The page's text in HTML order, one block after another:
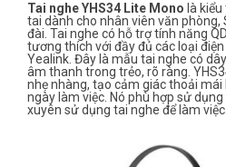
Tai nghe YHS34 Lite Mono là
tai dành cho nhân viên văn phòng,
đài. Tai nghe có hỗ trợ tính năng
tương thích với đầy đủ các loại
Yealink. Đây là mẫu tai nghe có
âm thanh trong trẻo, rõ ràng.
nhẹ nhàng, tạo cảm giác thoải mái
ngày làm việc. Nó phù hợp sử
xuyên sử dụng tai nghe để làm việc.